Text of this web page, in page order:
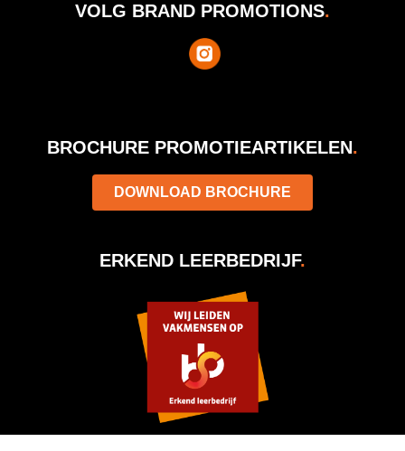
VOLG BRAND PROMOTIONS.
BROCHURE PROMOTIEARTIKELEN.
DOWNLOAD BROCHURE
ERKEND LEERBEDRIJF.